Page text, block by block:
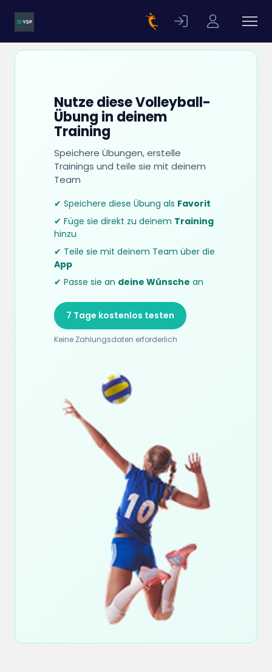
Nutze diese Volleyball-
Übung in deinem
Training
Speichere Übungen, erstelle
Trainings und teile sie mit deinem
Team
✔ Speichere diese Übung als Favorit
✔ Füge sie direkt zu deinem Training
hinzu
✔ Teile sie mit deinem Team über die
App
✔ Passe sie an deine Wünsche an
7 Tage kostenlos testen
Keine Zahlungsdaten erforderlich